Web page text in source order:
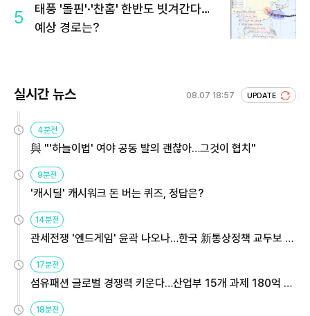
5
태풍 '돌핀'·'찬홈' 한반도 빗겨간다…
예상 경로는?
실시간 뉴스 08.07 18:57 UPDATE
4분전
與 "'하늘이법' 여야 공동 발의 괜찮아…그것이 협치"
9분전
'캐시딜' 캐시워크 돈 버는 퀴즈, 정답은?
14분전
관세전쟁 '엔드게임' 윤곽 나오나…한국 新통상정책 교두보 활
17분전
섬유패션 글로벌 경쟁력 키운다…산업부 15개 과제 180억 지
18분전